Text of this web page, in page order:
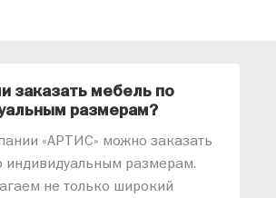
заказать мебель по
размерам?
«АРТИС» можно заказать
индивидуальным размерам.
не только широкий